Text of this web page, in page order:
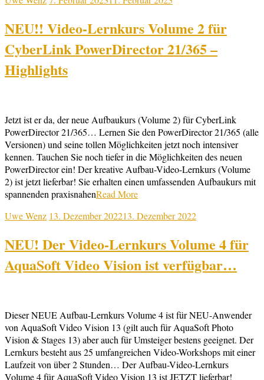
NEU!! Video-Lernkurs Volume 2 für
CyberLink PowerDirector 21/365 –
Highlights
Jetzt ist er da, der neue Aufbaukurs (Volume 2) für CyberLink
PowerDirector 21/365… Lernen Sie den PowerDirector 21/365 (alle
Versionen) und seine tollen Möglichkeiten jetzt noch intensiver
kennen. Tauchen Sie noch tiefer in die Möglichkeiten des neuen
PowerDirector ein! Der kreative Aufbau-Video-Lernkurs (Volume
2) ist jetzt lieferbar! Sie erhalten einen umfassenden Aufbaukurs mit
spannenden praxisnahenRead More
Uwe Wenz 13. Dezember 202213. Dezember 2022
NEU! Der Video-Lernkurs Volume 4 für
AquaSoft Video Vision ist verfügbar…
Dieser NEUE Aufbau-Lernkurs Volume 4 ist für NEU-Anwender
von AquaSoft Video Vision 13 (gilt auch für AquaSoft Photo
Vision & Stages 13) aber auch für Umsteiger bestens geeignet. Der
Lernkurs besteht aus 25 umfangreichen Video-Workshops mit einer
Laufzeit von über 2 Stunden… Der Aufbau-Video-Lernkurs
Volume 4 für AquaSoft Video Vision 13 ist JETZT lieferbar!